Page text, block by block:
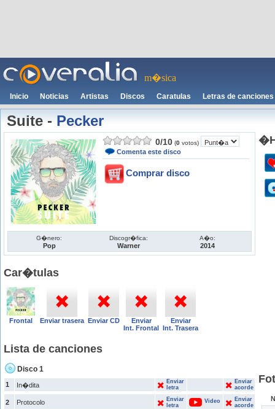
m�sica
Inicio Noticias Artistas Discos Caratulas Letras de canciones
Suite-Pecker
0/10 (0 votos)
Comenta este disco
Comprar disco
G�nero:
Pop
Discogr�fica:
Warner
A�o:
2014
Car�tulas
Frontal Enviar trasera Enviar CD
Enviar
Int. Frontal
Enviar
Int. Trasera
Lista de canciones
Disco 1
1 In�dita
Enviar
letra
Enviar
acorde
2 Protocolo
Enviar
letra
Video
Enviar
acorde